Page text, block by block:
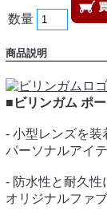
数量
商品説明
■ビリンガム ポ
- 小型レンズを装
パーソナルアイ
- 防水性と耐久性
オリジナルファ